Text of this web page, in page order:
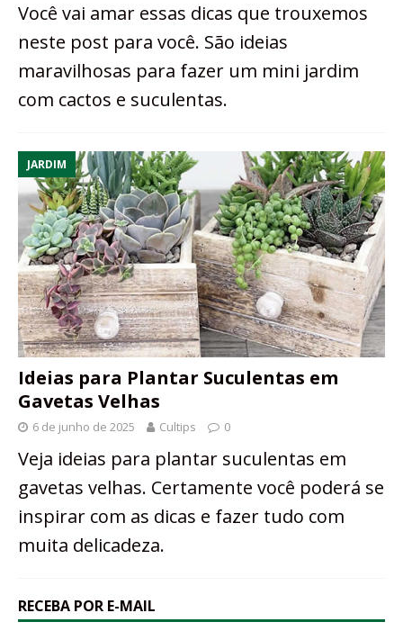
Você vai amar essas dicas que trouxemos
neste post para você. São ideias
maravilhosas para fazer um mini jardim
com cactos e suculentas.
JARDIM
Ideias para Plantar Suculentas em
Gavetas Velhas
6 de junho de 2025 Cultips 0
Veja ideias para plantar suculentas em
gavetas velhas. Certamente você poderá se
inspirar com as dicas e fazer tudo com
muita delicadeza.
RECEBA POR E-MAIL